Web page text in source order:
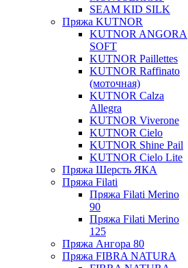
SEAM KID SILK
Пряжа KUTNOR
KUTNOR ANGORA
SOFT
KUTNOR Paillettes
KUTNOR Raffinato
(моточная)
KUTNOR Calza
Allegra
KUTNOR Viverone
KUTNOR Cielo
KUTNOR Shine Pail
KUTNOR Cielo Lite
Пряжа Шерсть ЯКА
Пряжа Filati
Пряжа Filati Merino
90
Пряжа Filati Merino
125
Пряжа Ангора 80
Пряжа FIBRA NATURA